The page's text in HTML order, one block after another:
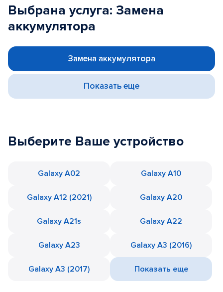
Выбрана услуга: Замена
аккумулятора
Замена аккумулятора
Показать еще
Выберите Ваше устройство
Galaxy A02 Galaxy A10
Galaxy A12 (2021) Galaxy A20
Galaxy A21s Galaxy A22
Galaxy A23 Galaxy A3 (2016)
Galaxy A3 (2017) Показать еще